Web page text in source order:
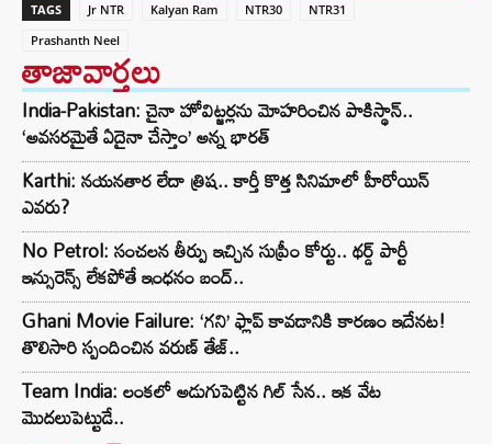
TAGS Jr NTR Kalyan Ram NTR30
NTR31
Prashanth Neel
తాజావార్తలు
India-Pakistan: చైనా హోవిట్జర్లను మోహరించిన పాకిస్థాన్..
‘అవసరమైతే ఏదైనా చేస్తాం’ అన్న భారత్
Karthi: నయనతార లేదా త్రిష.. కార్తీ కొత్త సినిమాలో హీరోయిన్
ఎవరు?
No Petrol: సంచలన తీర్పు ఇచ్చిన సుప్రీం కోర్టు.. థర్డ్ పార్టీ
ఇన్సురెన్స్ లేకపోతే ఇంధనం బంద్..
Ghani Movie Failure: ‘గని’ ఫ్లాప్‌ కావడానికి కారణం ఇదేనట!
తొలిసారి స్పందించిన వరుణ్ తేజ్..
Team India: లంకలో అడుగుపెట్టిన గిల్ సేన.. ఇక వేట
మొదలుపెట్టుడే..